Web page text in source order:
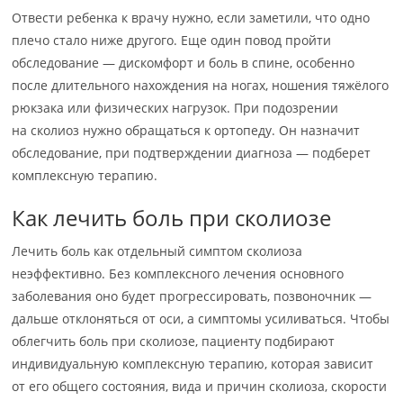
Отвести ребенка к врачу нужно, если заметили, что одно
плечо стало ниже другого. Еще один повод пройти
обследование — дискомфорт и боль в спине, особенно
после длительного нахождения на ногах, ношения тяжёлого
рюкзака или физических нагрузок. При подозрении
на сколиоз нужно обращаться к ортопеду. Он назначит
обследование, при подтверждении диагноза — подберет
комплексную терапию.
Как лечить боль при сколиозе
Лечить боль как отдельный симптом сколиоза
неэффективно. Без комплексного лечения основного
заболевания оно будет прогрессировать, позвоночник —
дальше отклоняться от оси, а симптомы усиливаться. Чтобы
облегчить боль при сколиозе, пациенту подбирают
индивидуальную комплексную терапию, которая зависит
от его общего состояния, вида и причин сколиоза, скорости